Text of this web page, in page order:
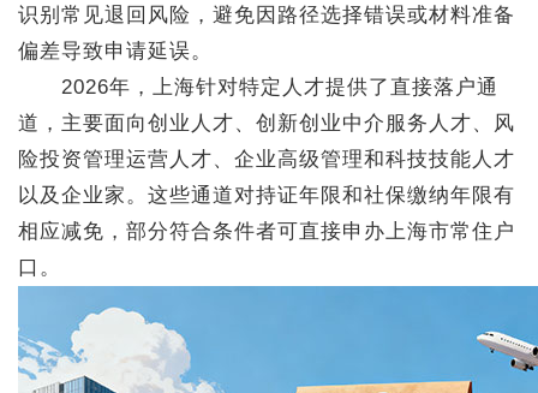
识别常见退回风险，避免因路径选择错误或材料准备
偏差导致申请延误。
2026年，上海针对特定人才提供了直接落户通
道，主要面向创业人才、创新创业中介服务人才、风
险投资管理运营人才、企业高级管理和科技技能人才
以及企业家。这些通道对持证年限和社保缴纳年限有
相应减免，部分符合条件者可直接申办上海市常住户
口。